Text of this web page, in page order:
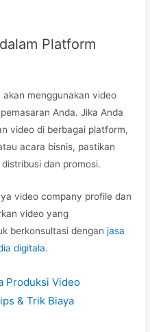
Platform
menggunakan video
Anda. Jika Anda
video di berbagai platform,
acara bisnis, pastikan
dan promosi.
video company profile dan
video yang
berkonsultasi denganjasa
digitala.
Produksi Video
& Trik Biaya